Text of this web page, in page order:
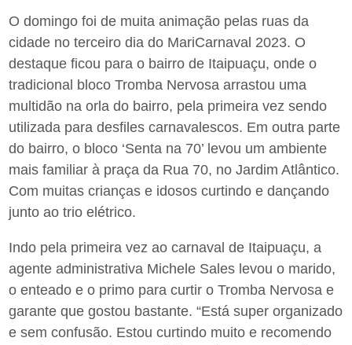
O domingo foi de muita animação pelas ruas da
cidade no terceiro dia do MariCarnaval 2023. O
destaque ficou para o bairro de Itaipuaçu, onde o
tradicional bloco Tromba Nervosa arrastou uma
multidão na orla do bairro, pela primeira vez sendo
utilizada para desfiles carnavalescos. Em outra parte
do bairro, o bloco ‘Senta na 70’ levou um ambiente
mais familiar à praça da Rua 70, no Jardim Atlântico.
Com muitas crianças e idosos curtindo e dançando
junto ao trio elétrico.
Indo pela primeira vez ao carnaval de Itaipuaçu, a
agente administrativa Michele Sales levou o marido,
o enteado e o primo para curtir o Tromba Nervosa e
garante que gostou bastante. “Está super organizado
e sem confusão. Estou curtindo muito e recomendo